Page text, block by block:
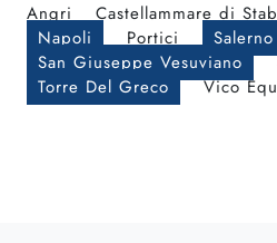
Angri Castellammare di
Napoli
Portici
Salerno
San Giuseppe Vesuviano
Torre Del Greco
Vico